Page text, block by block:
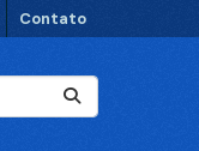
Contato